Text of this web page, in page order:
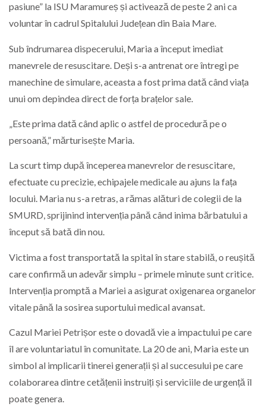
pasiune” la ISU Maramureș și activează de peste 2 ani ca
voluntar în cadrul Spitalului Județean din Baia Mare.
Sub îndrumarea dispecerului, Maria a început imediat
manevrele de resuscitare. Deși s-a antrenat ore întregi pe
manechine de simulare, aceasta a fost prima dată când viața
unui om depindea direct de forța brațelor sale.
„Este prima dată când aplic o astfel de procedură pe o
persoană,” mărturisește Maria.
La scurt timp după începerea manevrelor de resuscitare,
efectuate cu precizie, echipajele medicale au ajuns la fața
locului. Maria nu s-a retras, a rămas alături de colegii de la
SMURD, sprijinind intervenția până când inima bărbatului a
început să bată din nou.
Victima a fost transportată la spital în stare stabilă, o reușită
care confirmă un adevăr simplu – primele minute sunt critice.
Intervenția promptă a Mariei a asigurat oxigenarea organelor
vitale până la sosirea suportului medical avansat.
Cazul Mariei Petrișor este o dovadă vie a impactului pe care
îl are voluntariatul în comunitate. La 20 de ani, Maria este un
simbol al implicarii tinerei generații și al succesului pe care
colaborarea dintre cetățenii instruiți și serviciile de urgență îl
poate genera.